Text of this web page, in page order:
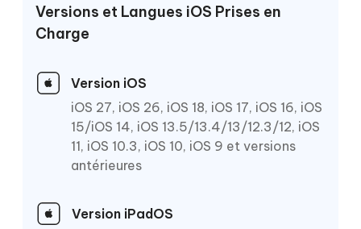
Versions et Langues iOS Prises en
Charge
Version iOS
iOS 27, iOS 26, iOS 18, iOS 17, iOS 16, iOS
15/iOS 14, iOS 13.5/13.4/13/12.3/12, iOS
11, iOS 10.3, iOS 10, iOS 9 et versions
antérieures
Version iPadOS